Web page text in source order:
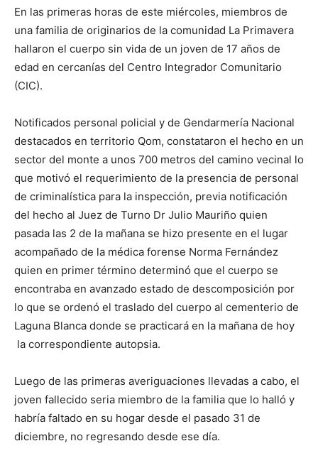
es
que
se
ve…
En las primeras horas de este miércoles, miembros de
una familia de originarios de la comunidad La Primavera
hallaron el cuerpo sin vida de un joven de 17 años de
edad en cercanías del Centro Integrador Comunitario
(CIC).
Notificados personal policial y de Gendarmería Nacional
destacados en territorio Qom, constataron el hecho en un
sector del monte a unos 700 metros del camino vecinal lo
que motivó el requerimiento de la presencia de personal
de criminalística para la inspección, previa notificación
del hecho al Juez de Turno Dr Julio Mauriño quien
pasada las 2 de la mañana se hizo presente en el lugar
acompañado de la médica forense Norma Fernández
quien en primer término determinó que el cuerpo se
encontraba en avanzado estado de descomposición por
lo que se ordenó el traslado del cuerpo al cementerio de
Laguna Blanca donde se practicará en la mañana de hoy
la correspondiente autopsia.
Luego de las primeras averiguaciones llevadas a cabo, el
joven fallecido seria miembro de la familia que lo halló y
habría faltado en su hogar desde el pasado 31 de
diciembre, no regresando desde ese día.